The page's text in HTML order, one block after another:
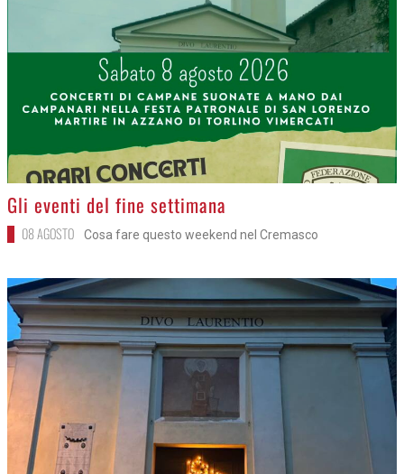
>
Gli eventi del fine settimana
08 AGOSTO Cosa fare questo weekend nel Cremasco